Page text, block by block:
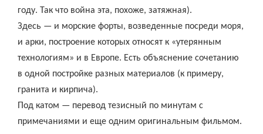
году. Так что война эта, похоже, затяжная).
Здесь — и морские форты, возведенные посреди моря,
и арки, построение которых относят к «утерянным
технологиям» и в Европе. Есть объяснение сочетанию
в одной постройке разных материалов (к примеру,
гранита и кирпича).
Под катом — перевод тезисный по минутам с
примечаниями и еще одним оригинальным фильмом.